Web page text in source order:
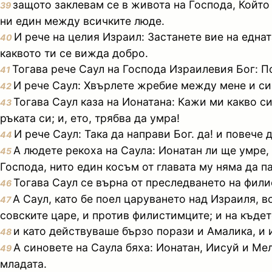
39 защото заклевам се в живота на Господа,
ни един между всичките люде.
40 И рече на целия Израил: Застанете вие на
каквото ти се вижда добро.
41Тогава рече Саул на Господа Израилевия Бог:
42 И рече Саул: Хвърлете жребие между мене и
43Тогава Саул каза на Ионатана: Кажи ми какво
ръката си; и, ето, трябва да умра!
44 И рече Саул: Така да направи Бог. да! и
45 А людете рекоха на Саула: Ионатан ли ще
Господа, нито един косъм от главата му няма да
46Тогава Саул се върна от преследването на
47А Саул, като бе поел царуването над Израиля,
совските царе, и против филистимците; и на
48 и като действуваше бързо порази и Амалика, и
49 А синовете на Саула бяха: Ионатан, Иисуй и
младата.